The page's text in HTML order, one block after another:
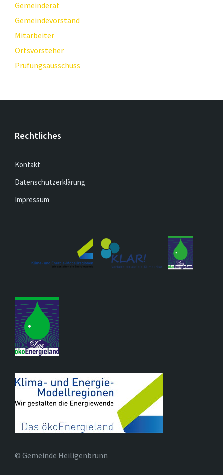
Gemeinderat
Gemeindevorstand
Mitarbeiter
Ortsvorsteher
Prüfungsausschuss
Rechtliches
Kontakt
Datenschutzerklärung
Impressum
© Gemeinde Heiligenbrunn